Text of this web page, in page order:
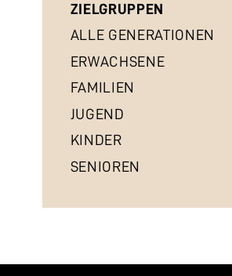
ZIELGRUPPEN
ALLE GENERATIONEN
ERWACHSENE
FAMILIEN
JUGEND
KINDER
SENIOREN